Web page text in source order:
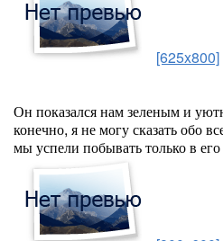
[625x800]
Он показался нам зеленым и
конечно, я не могу сказать обо
мы успели побывать только в